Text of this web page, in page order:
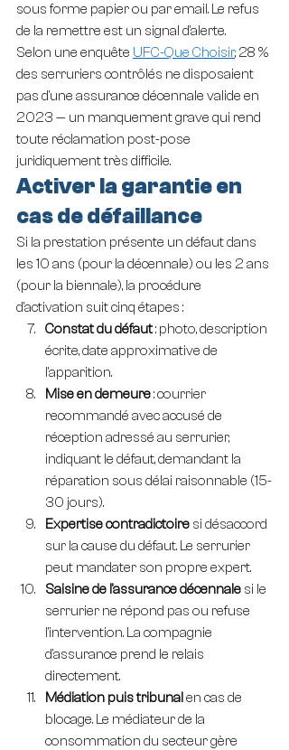
sous forme papier ou par email. Le refus
de la remettre est un signal d'alerte.
Selon une enquête UFC-Que Choisir, 28 %
des serruriers contrôlés ne disposaient
pas d'une assurance décennale valide en
2023 — un manquement grave qui rend
toute réclamation post-pose
juridiquement très difficile.
Activer la garantie en
cas de défaillance
Si la prestation présente un défaut dans
les 10 ans (pour la décennale) ou les 2 ans
(pour la biennale), la procédure
d'activation suit cinq étapes :
Constat du défaut : photo, description
écrite, date approximative de
l'apparition.
Mise en demeure : courrier
recommandé avec accusé de
réception adressé au serrurier,
indiquant le défaut, demandant la
réparation sous délai raisonnable (15-
30 jours).
Expertise contradictoire si désaccord
sur la cause du défaut. Le serrurier
peut mandater son propre expert.
Saisine de l'assurance décennale si le
serrurier ne répond pas ou refuse
l'intervention. La compagnie
d'assurance prend le relais
directement.
Médiation puis tribunal en cas de
blocage. Le médiateur de la
consommation du secteur gère